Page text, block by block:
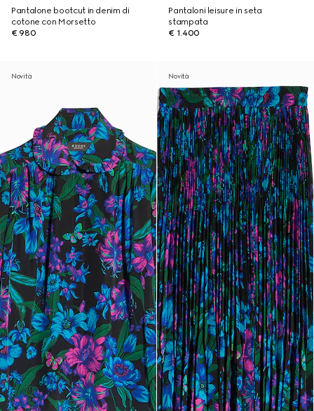
Pantalone bootcut in denim di
cotone con Morsetto
€ 980
Pantaloni leisure in seta
stampata
€ 1.400
Novità Novità